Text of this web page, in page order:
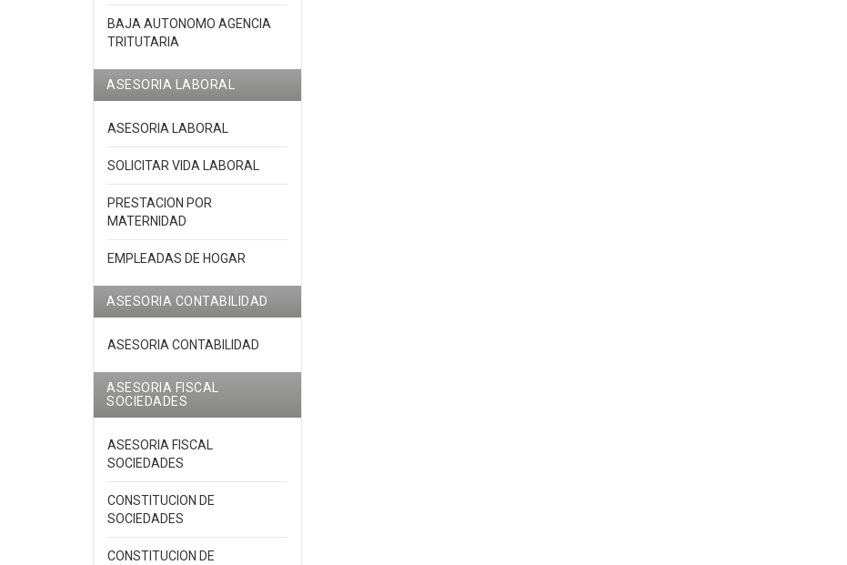
BAJA AUTONOMO AGENCIA
TRITUTARIA
ASESORIA LABORAL
ASESORIA LABORAL
SOLICITAR VIDA LABORAL
PRESTACION POR
MATERNIDAD
EMPLEADAS DE HOGAR
ASESORIA CONTABILIDAD
ASESORIA CONTABILIDAD
ASESORIA FISCAL
SOCIEDADES
ASESORIA FISCAL
SOCIEDADES
CONSTITUCION DE
SOCIEDADES
CONSTITUCION DE